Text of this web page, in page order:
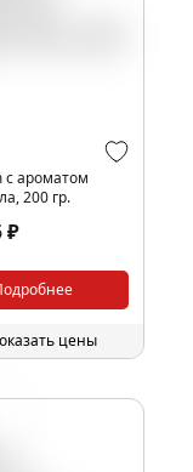
с ароматом
200 гр.
₽
цены